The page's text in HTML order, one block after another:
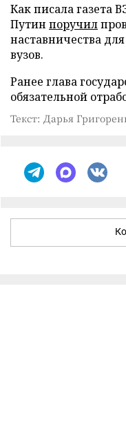
Как писала газета
Путин поручил
наставничества
вузов.
Ранее глава
обязательной
Текст: Дарья